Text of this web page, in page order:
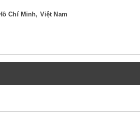
Chí Minh, Việt Nam